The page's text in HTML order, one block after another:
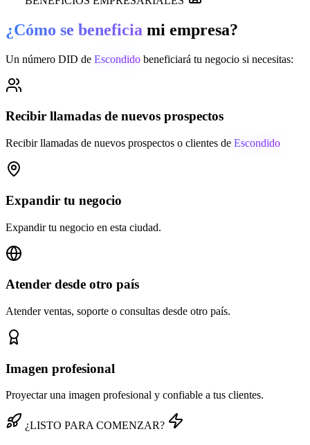
¿Cómo se beneficia mi empresa?
Un número DID de Escondido beneficiará tu negocio si necesitas:
Recibir llamadas de nuevos prospectos
Recibir llamadas de nuevos prospectos o clientes de Escondido
Expandir tu negocio
Expandir tu negocio en esta ciudad.
Atender desde otro país
Atender ventas, soporte o consultas desde otro país.
Imagen profesional
Proyectar una imagen profesional y confiable a tus clientes.
¿LISTO PARA COMENZAR?